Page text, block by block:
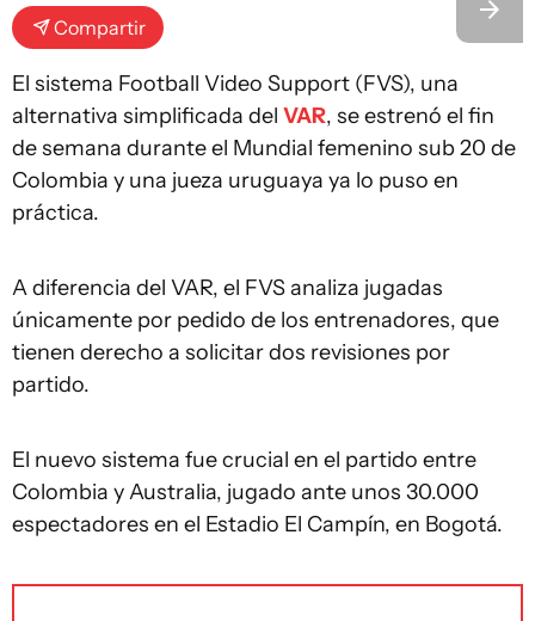
Compartir
El sistema Football Video Support (FVS), una
alternativa simplificada del VAR, se estrenó el fin
de semana durante el Mundial femenino sub 20 de
Colombia y una jueza uruguaya ya lo puso en
práctica.
A diferencia del VAR, el FVS analiza jugadas
únicamente por pedido de los entrenadores, que
tienen derecho a solicitar dos revisiones por
partido.
El nuevo sistema fue crucial en el partido entre
Colombia y Australia, jugado ante unos 30.000
espectadores en el Estadio El Campín, en Bogotá.